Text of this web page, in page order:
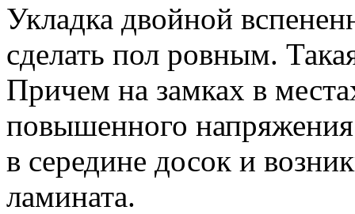
Укладка двойной
сделать пол ровным.
Причем на замках в
повышенного
в середине досок и
ламината.